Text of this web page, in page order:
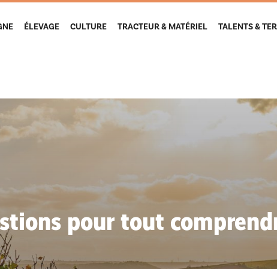
ÉLEVAGE CULTURE TRACTEUR & MATÉRIEL TALENTS &
pour tout